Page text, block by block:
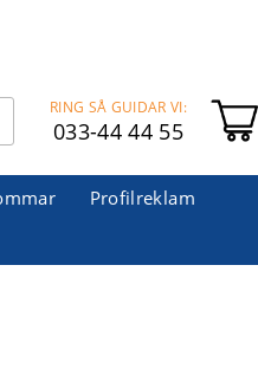
RING SÅ GUIDAR VI:
033-44 44 55
Profilreklam